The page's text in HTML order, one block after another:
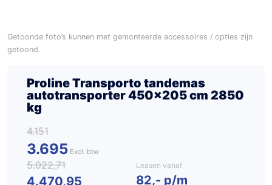
Getoonde foto’s kunnen met gemonteerde accessoires / opties zijn
getoond.
Proline Transporto tandemas
autotransporter 450×205 cm 2850
kg
4.151
3.695
5.022,71
4.470,95
Leasen vanaf
82,- p/m